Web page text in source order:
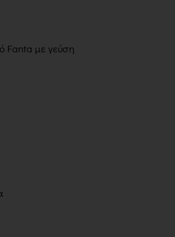
Fanta με γεύση